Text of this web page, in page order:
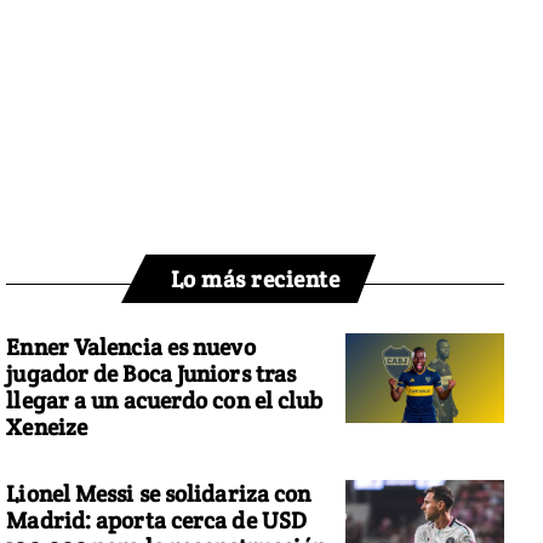
Lo más reciente
Enner Valencia es nuevo
jugador de Boca Juniors tras
llegar a un acuerdo con el club
Xeneize
Lionel Messi se solidariza con
Madrid: aporta cerca de USD